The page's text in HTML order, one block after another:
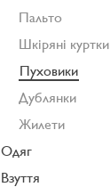
Пальто
Шкіряні куртки
Пуховики
Дублянки
Жилети
Одяг
Взуття